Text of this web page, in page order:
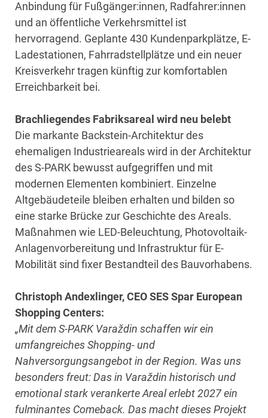
Anbindung für Fußgänger:innen, Radfahrer:innen
und an öffentliche Verkehrsmittel ist
hervorragend. Geplante 430 Kundenparkplätze, E-
Ladestationen, Fahrradstellplätze und ein neuer
Kreisverkehr tragen künftig zur komfortablen
Erreichbarkeit bei.
Brachliegendes Fabriksareal wird neu belebt
Die markante Backstein-Architektur des
ehemaligen Industrieareals wird in der Architektur
des S-PARK bewusst aufgegriffen und mit
modernen Elementen kombiniert. Einzelne
Altgebäudeteile bleiben erhalten und bilden so
eine starke Brücke zur Geschichte des Areals.
Maßnahmen wie LED-Beleuchtung, Photovoltaik-
Anlagenvorbereitung und Infrastruktur für E-
Mobilität sind fixer Bestandteil des Bauvorhabens.
Christoph Andexlinger, CEO SES Spar European
Shopping Centers:
„Mit dem S-PARK Varaždin schaffen wir ein
umfangreiches Shopping- und
Nahversorgungsangebot in der Region. Was uns
besonders freut: Das in Varaždin historisch und
emotional stark verankerte Areal erlebt 2027 ein
fulminantes Comeback. Das macht dieses Projekt